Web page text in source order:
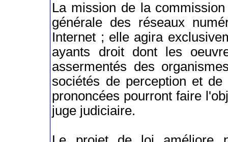
La mission de la
générale des réseaux
Internet ; elle agira
ayants droit dont les
assermentés des
sociétés de perception et
prononcées pourront faire
juge judiciaire.